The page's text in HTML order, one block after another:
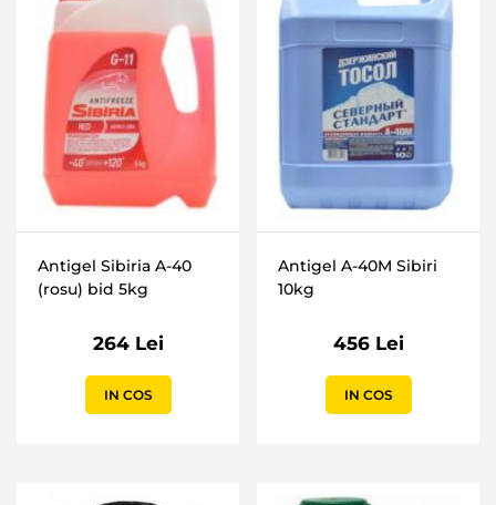
Antigel Sibiria A-40
(rosu) bid 5kg
264 Lei
IN COS
Antigel A-40M Sibiri
10kg
456 Lei
IN COS